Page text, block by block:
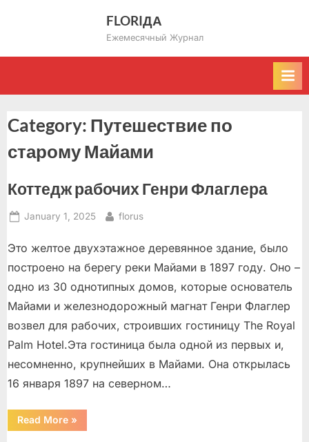
FLORIДА
Ежемесячный Журнал
Category: Путешествие по
старому Майами
Коттедж рабочих Генри Флаглера
Posted
January 1, 2025 By
florus
Это желтое двухэтажное деревянное здание, было
построено на берегу реки Майами в 1897 году. Оно –
одно из 30 однотипных домов, которые основатель
Майами и железнодорожный магнат Генри Флаглер
возвел для рабочих, строивших гостиницу The Royal
Palm Hotel.Эта гостиница была одной из первых и,
несомненно, крупнейших в Майами. Она открылась
16 января 1897 на северном…
Read More“Коттедж
рабочих
»